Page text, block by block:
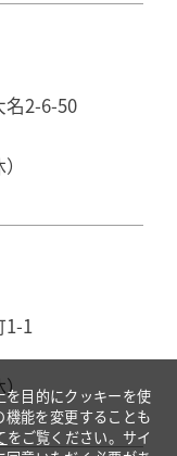
名2-6-50
1-1
）
を目的にクッキーを使
能を変更することも
をご覧ください。サイ